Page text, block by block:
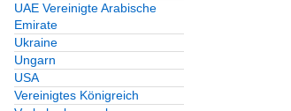
UAE Vereinigte Arabische
Emirate
Ukraine
Ungarn
USA
Vereinigtes Königreich